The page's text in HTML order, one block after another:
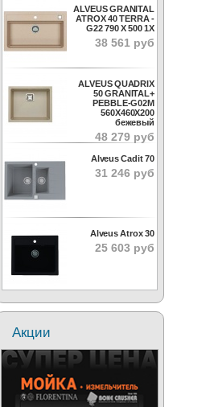
ALVEUS GRANITAL
ATROX 40 TERRA -
G22 790 X 500 1X
38 561 руб
ALVEUS QUADRIX
50 GRANITAL+
PEBBLE-G02M
560X460X200
бежевый
48 279 руб
Alveus Cadit 70
31 246 руб
Alveus Atrox 30
25 603 руб
Акции